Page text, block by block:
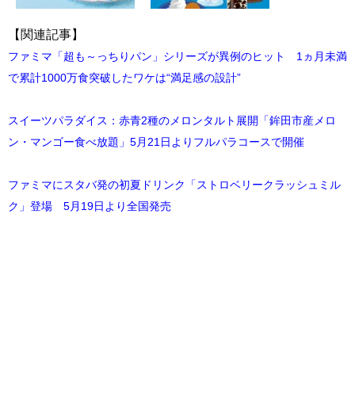
【関連記事】
ファミマ「超も～っちりパン」シリーズが異例のヒット 1ヵ月未満
で累計1000万食突破したワケは“満足感の設計”
スイーツパラダイス：赤青2種のメロンタルト展開「鉾田市産メロ
ン・マンゴー食べ放題」5月21日よりフルパラコースで開催
ファミマにスタバ発の初夏ドリンク「ストロベリークラッシュミル
ク」登場 5月19日より全国発売